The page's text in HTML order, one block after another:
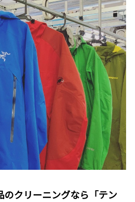
のクリーニングなら「テン